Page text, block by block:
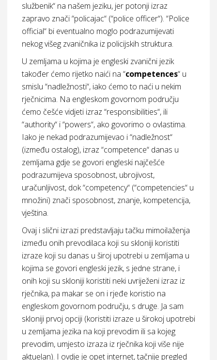
službenik“ na našem jeziku, jer potonji izraz
zapravo znači “policajac“ (“police officer“). “Police
official“ bi eventualno moglo podrazumijevati
nekog višeg zvaničnika iz policijskih struktura.
U zemljama u kojima je engleski zvanični jezik
također ćemo rijetko naići na “competences“ u
smislu “nadležnosti“, iako ćemo to naći u nekim
rječnicima. Na engleskom govornom području
ćemo češće vidjeti izraz “responsibilities“, ili
“authority“ i “powers“, ako govorimo o ovlastima.
Iako je nekad podrazumijevao i “nadležnost“
(između ostalog), izraz “competence“ danas u
zemljama gdje se govori engleski najčešće
podrazumijeva sposobnost, ubrojivost,
uračunljivost, dok “competency“ (“competencies“ u
množini) znači sposobnost, znanje, kompetencija,
vještina.
Ovaj i slični izrazi predstavljaju tačku mimoilaženja
između onih prevodilaca koji su skloniji koristiti
izraze koji su danas u široj upotrebi u zemljama u
kojima se govori engleski jezik, s jedne strane, i
onih koji su skloniji koristiti neki uvriježeni izraz iz
rječnika, pa makar se on i rjeđe koristio na
engleskom govornom području, s druge. Ja sam
skloniji prvoj opciji (koristiti izraze u širokoj upotrebi
u zemljama jezika na koji prevodim ili sa kojeg
prevodim, umjesto izraza iz rječnika koji više nije
aktuelan). I ovdje je opet internet, tačnije pregled